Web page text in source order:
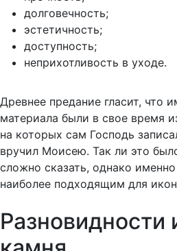
долговечность;
эстетичность;
доступность;
неприхотливость в уходе.
Древнее предание гласит, что
материала были в свое время
на которых сам Господь
вручил Моисею. Так ли это
сложно сказать, однако
наиболее подходящим для
Разновидности